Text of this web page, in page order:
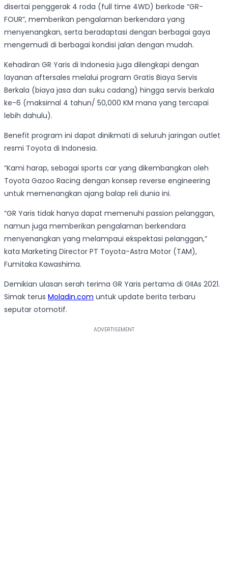
disertai penggerak 4 roda (full time 4WD) berkode “GR-
FOUR”, memberikan pengalaman berkendara yang
menyenangkan, serta beradaptasi dengan berbagai gaya
mengemudi di berbagai kondisi jalan dengan mudah.
Kehadiran GR Yaris di Indonesia juga dilengkapi dengan
layanan aftersales melalui program Gratis Biaya Servis
Berkala (biaya jasa dan suku cadang) hingga servis berkala
ke-6 (maksimal 4 tahun/ 50,000 KM mana yang tercapai
lebih dahulu).
Benefit program ini dapat dinikmati di seluruh jaringan outlet
resmi Toyota di Indonesia.
“Kami harap, sebagai sports car yang dikembangkan oleh
Toyota Gazoo Racing dengan konsep reverse engineering
untuk memenangkan ajang balap reli dunia ini.
“GR Yaris tidak hanya dapat memenuhi passion pelanggan,
namun juga memberikan pengalaman berkendara
menyenangkan yang melampaui ekspektasi pelanggan,”
kata Marketing Director PT Toyota-Astra Motor (TAM),
Fumitaka Kawashima.
Demikian ulasan serah terima GR Yaris pertama di GIIAs 2021.
Simak terus Moladin.com untuk update berita terbaru
seputar otomotif.